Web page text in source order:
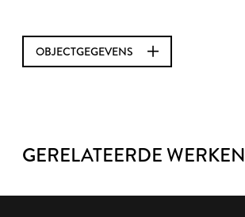
OBJECTGEGEVENS
GERELATEERDE WERKEN